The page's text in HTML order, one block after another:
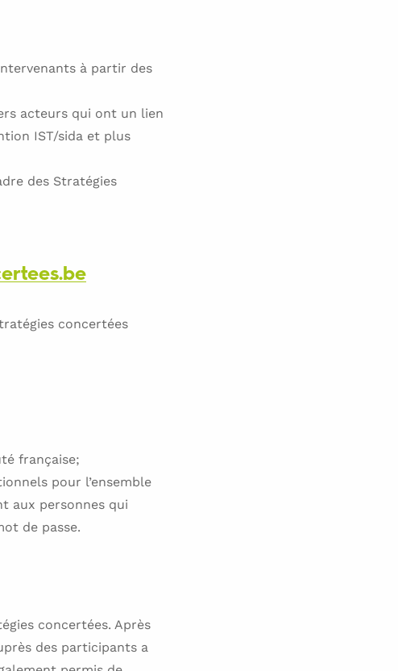
à partir des
acteurs qui ont un lien
IST/sida et plus
des Stratégies
concertées
française;
pour l’ensemble
aux personnes qui
de passe.
concertées. Après
des participants a